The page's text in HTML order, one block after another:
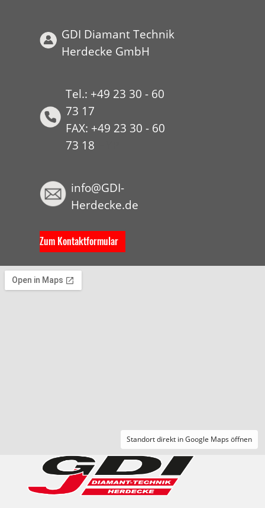
GDI Diamant Technik
Herdecke GmbH
Tel.: +49 23 30 - 60
73 17
FAX: +49 23 30 - 60
73 18
info@GDI-
Herdecke.de
Zum Kontaktformular
Standort direkt in Google Maps öffnen